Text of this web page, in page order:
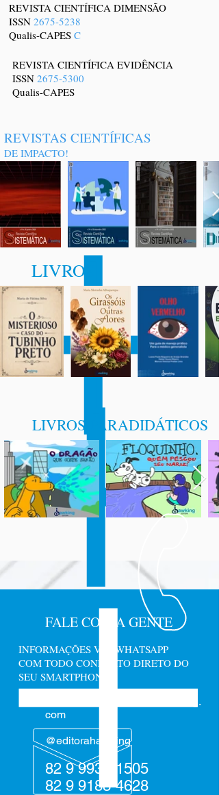
REVISTA CIENTÍFICA DIMENSÃO
ISSN 2675-5238
Qualis-CAPES C
REVISTA CIENTÍFICA EVIDÊNCIA
ISSN 2675-5300
Qualis-CAPES
REVISTAS CIENTÍFICAS
DE IMPACTO!
LIVROS
LIVROS PARADIDÁTICOS
FALE COM A GENTE
INFORMAÇÕES VIA WHATSAPP
COM TODO CONFORTO DIRETO DO
SEU SMARTPHONE.
administrativo@editorahawking.
com
@editorahawking
82 9 9932-1505
82 9 9183-4628